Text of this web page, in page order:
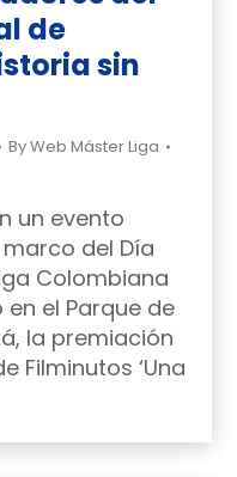
de
sin
ByWeb Máster Liga
un evento
del Día
Colombiana
el Parque de
la premiación
Filminutos ‘Una